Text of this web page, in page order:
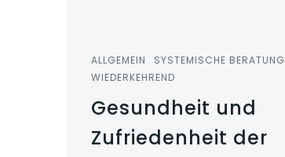
ALLGEMEIN
SYSTEMISCHE BERATUNG
WIEDERKEHREND
Gesundheit und
Zufriedenheit der